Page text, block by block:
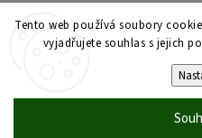
Tento web používá soubory
vyjadřujete souhlas s jejich
Professor